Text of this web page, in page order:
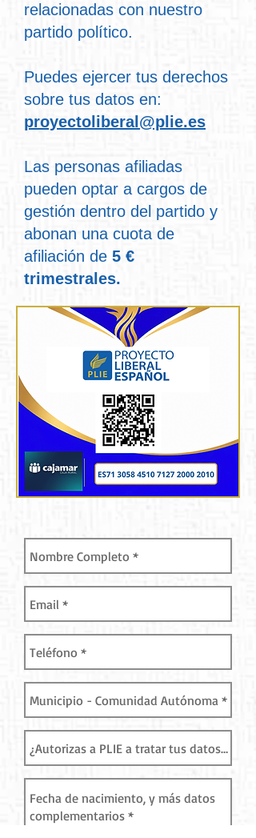
relacionadas con nuestro
partido político.
Puedes ejercer tus derechos
sobre tus datos en:
proyectoliberal@plie.es
Las personas afiliadas
pueden optar a cargos de
gestión dentro del partido y
abonan una cuota de
afiliación de 5 €
trimestrales.